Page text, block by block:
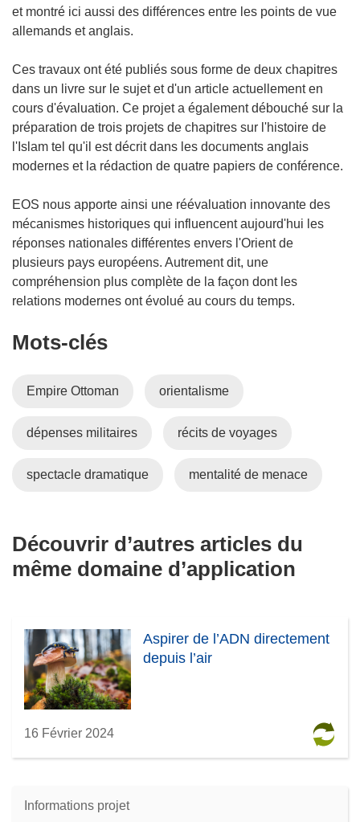
et montré ici aussi des différences entre les points de vue
allemands et anglais.
Ces travaux ont été publiés sous forme de deux chapitres
dans un livre sur le sujet et d'un article actuellement en
cours d'évaluation. Ce projet a également débouché sur la
préparation de trois projets de chapitres sur l'histoire de
l'Islam tel qu'il est décrit dans les documents anglais
modernes et la rédaction de quatre papiers de conférence.
EOS nous apporte ainsi une réévaluation innovante des
mécanismes historiques qui influencent aujourd'hui les
réponses nationales différentes envers l'Orient de
plusieurs pays européens. Autrement dit, une
compréhension plus complète de la façon dont les
relations modernes ont évolué au cours du temps.
Mots‑clés
Empire Ottoman orientalisme
dépenses militaires récits de voyages
spectacle dramatique mentalité de menace
Découvrir d’autres articles du
même domaine d’application
Aspirer de l’ADN directement
depuis l’air
16 Février 2024
Informations projet